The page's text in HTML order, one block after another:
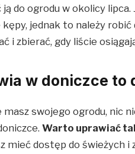
ją do ogrodu w okolicy
jednak to należy robić
i zbierać, gdy liście
w doniczce to
masz swojego ogrodu, nic
Warto uprawiać
mieć dostęp do świeżych i